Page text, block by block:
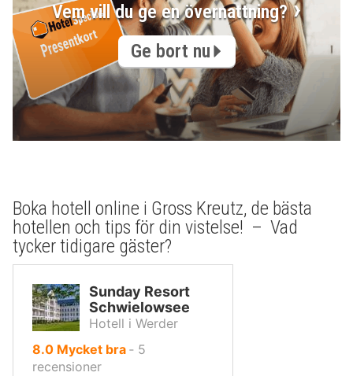
Vem vill du ge en övernattning?
Ge bort nu
Boka hotell online i Gross Kreutz, de bästa
hotellen och tips för din vistelse! – Vad
tycker tidigare gäster?
Sunday Resort
Schwielowsee
Hotell i Werder
8.0av
10,
Mycket bra ‐ 5
recensioner